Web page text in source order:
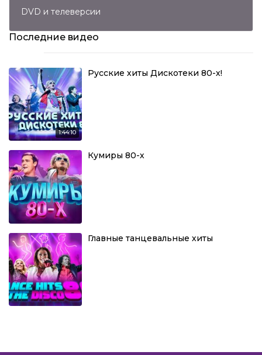
DVD и телеверсии
Последние видео
1:44:10
Русские хиты Дискотеки 80-х!
Кумиры 80-х
Главные танцевальные хиты